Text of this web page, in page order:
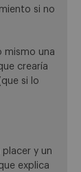
si no
mismo una
crearía
si lo
placer y un
explica